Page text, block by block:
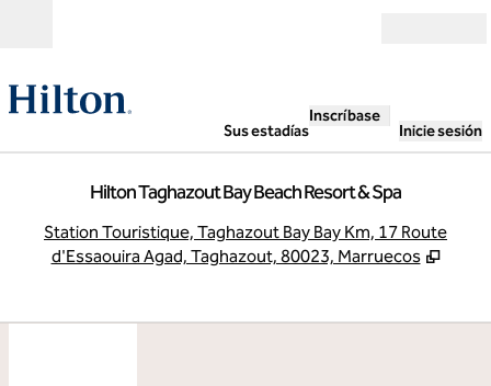
Sus estadías
Inscríbase
Inicie sesión
Hilton Taghazout Bay Beach Resort & Spa
Station Touristique, Taghazout Bay Bay Km, 17 Route
d'Essaouira Agad, Taghazout, 80023, Marruecos